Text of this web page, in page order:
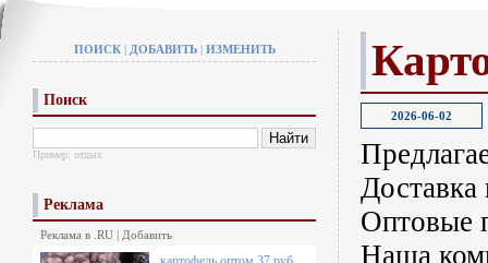
ПОИСК| ДОБАВИТЬ| ИЗМЕНИТЬ
Поиск
Пример: отдых
Реклама
Реклама в .RU | Добавить
2026-06-02
Доставка
Оптовые
Наша